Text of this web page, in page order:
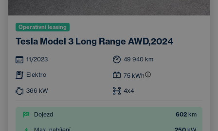
Operativní leasing
Tesla Model 3 Long Range AWD,2024
11/2023 49 940 km
Elektro 75 kWh
366 kW 4x4
Dojezd 602 km